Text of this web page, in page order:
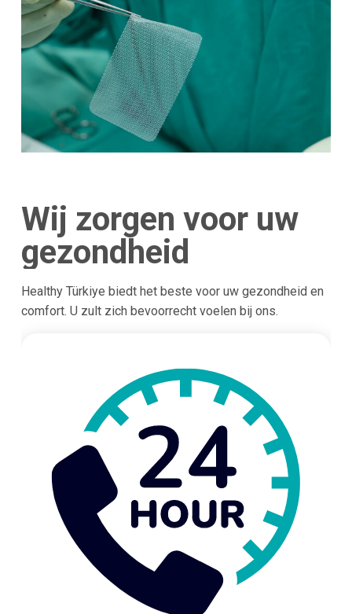
Wij zorgen voor uw
gezondheid
Healthy Türkiye biedt het beste voor uw gezondheid en
comfort. U zult zich bevoorrecht voelen bij ons.